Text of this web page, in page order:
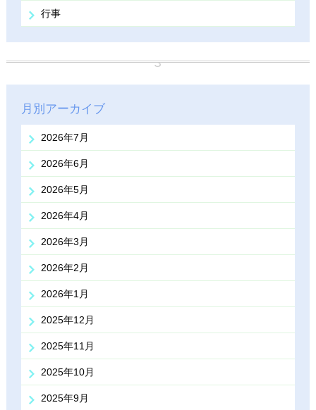
行事
月別アーカイブ
2026年7月
2026年6月
2026年5月
2026年4月
2026年3月
2026年2月
2026年1月
2025年12月
2025年11月
2025年10月
2025年9月